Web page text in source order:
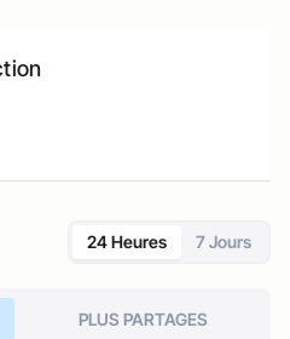
24 Heures 7 Jours
PLUS PARTAGES